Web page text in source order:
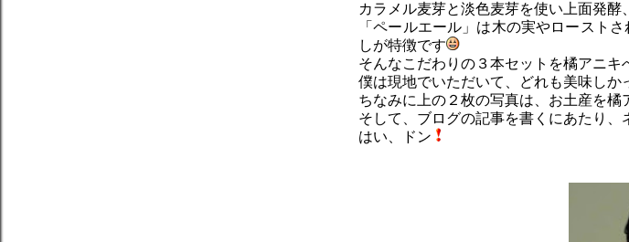
カラメル麦芽と淡色麦芽を使い上面発
「ペールエール」は木の実やロースト
しが特徴です
そんなこだわりの３本セットを橘アニキ
僕は現地でいただいて、どれも美味し
ちなみに上の２枚の写真は、お土産を
そして、ブログの記事を書くにあたり
はい、ドン